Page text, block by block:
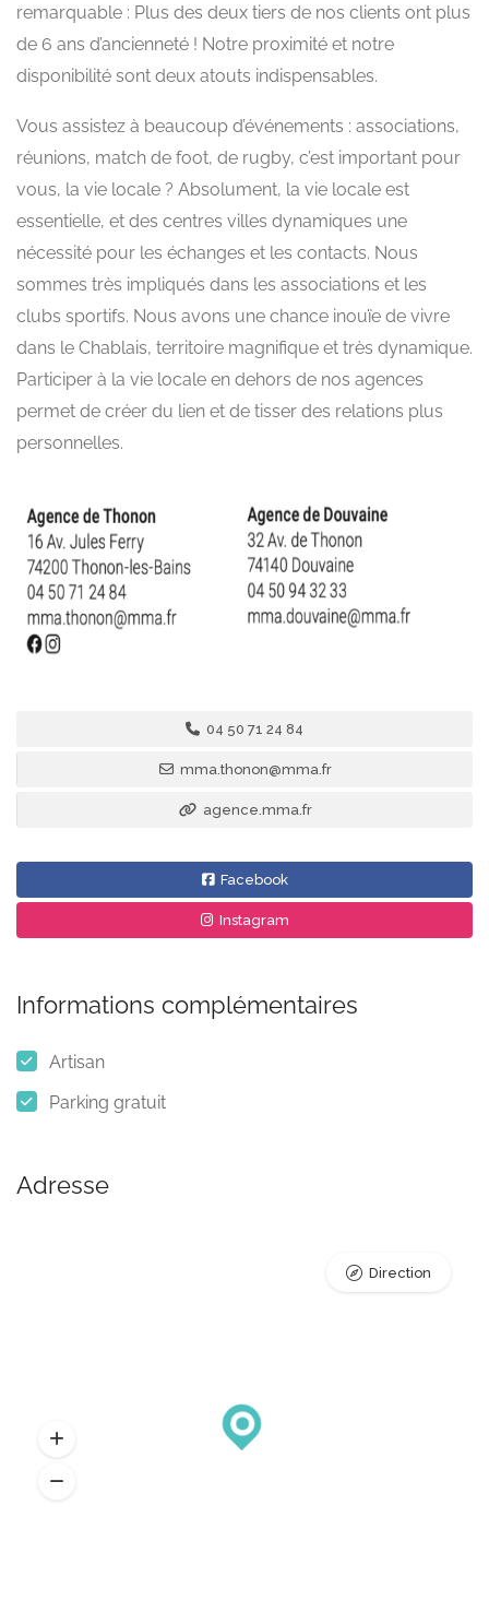
remarquable : Plus des deux tiers de nos clients ont plus
de 6 ans d’ancienneté ! Notre proximité et notre
disponibilité sont deux atouts indispensables.
Vous assistez à beaucoup d’événements : associations,
réunions, match de foot, de rugby, c’est important pour
vous, la vie locale ? Absolument, la vie locale est
essentielle, et des centres villes dynamiques une
nécessité pour les échanges et les contacts. Nous
sommes très impliqués dans les associations et les
clubs sportifs. Nous avons une chance inouïe de vivre
dans le Chablais, territoire magnifique et très dynamique.
Participer à la vie locale en dehors de nos agences
permet de créer du lien et de tisser des relations plus
personnelles.
04 50 71 24 84
mma.thonon@mma.fr
agence.mma.fr
Facebook
Instagram
Informations complémentaires
Artisan
Parking gratuit
Adresse
Direction